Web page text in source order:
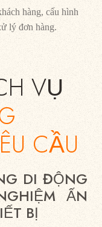
hàng, cấu hình
lý đơn hàng.
VỤ
CẦU
DI ĐỘNG
ẤN
BỊ